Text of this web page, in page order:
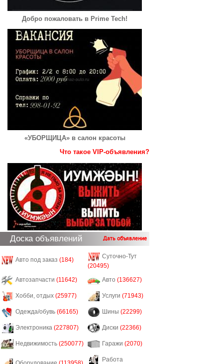
Добро пожаловать в Prime Tech!
«УБОРЩИЦА» в салон красоты
Что такое VIP-объявления?
Доска объявлений Дать объявление
Авто под заказ (184)
Суточно-Тут
(20495)
Автозапчасти (11642) Авто (136627)
Хобби, отдых (25977) Услуги (71943)
Одежда/обувь (66165) Шины (22299)
Электроника (227807) Диски (22366)
Недвижимость (250077) Гаражи (2070)
Работа